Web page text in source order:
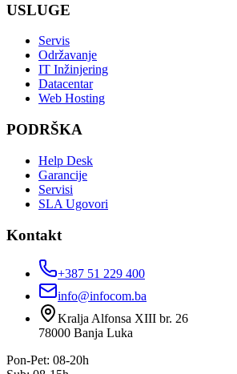
USLUGE
Servis
Održavanje
IT Inžinjering
Datacentar
Web Hosting
PODRŠKA
Help Desk
Garancije
Servisi
SLA Ugovori
Kontakt
+387 51 229 400
info@infocom.ba
Kralja Alfonsa XIII br. 26
78000 Banja Luka
Pon-Pet: 08-20h